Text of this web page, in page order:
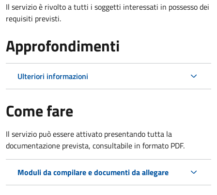
Il servizio è rivolto a tutti i soggetti interessati in possesso dei
requisiti previsti.
Approfondimenti
Ulteriori informazioni
Come fare
Il servizio può essere attivato presentando tutta la
documentazione prevista, consultabile in formato PDF.
Moduli da compilare e documenti da allegare